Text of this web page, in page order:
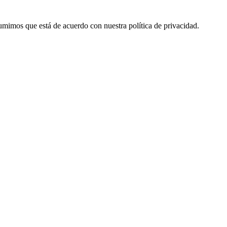
que está de acuerdo con nuestra política de privacidad.